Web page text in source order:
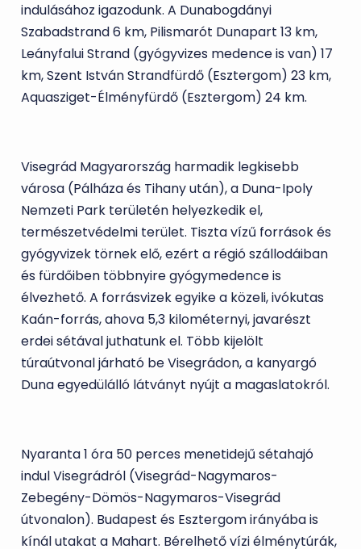
indulásához igazodunk. A Dunabogdányi
Szabadstrand 6 km, Pilismarót Dunapart 13 km,
Leányfalui Strand (gyógyvizes medence is van) 17
km, Szent István Strandfürdő (Esztergom) 23 km,
Aquasziget-Élményfürdő (Esztergom) 24 km.
Visegrád Magyarország harmadik legkisebb
városa (Pálháza és Tihany után), a Duna-Ipoly
Nemzeti Park területén helyezkedik el,
természetvédelmi terület. Tiszta vízű források és
gyógy­vizek törnek elő, ezért a régió szállodáiban
és fürdőiben többnyire gyógymedence is
élvezhető. A forrásvizek egyike a közeli, ivókutas
Kaán-forrás, ahova 5,3 kilométernyi, javarészt
erdei sétával jut­hatunk el. Több kijelölt
túraútvonal járható be Visegrádon, a kanyargó
Duna egyedülálló látványt nyújt a magaslatokról.
Nyaranta 1 óra 50 perces menetidejű sétahajó
indul Visegrádról (Visegrád-Nagymaros-
Zebegény-Dömös-Nagymaros-Visegrád
útvonalon). Budapest és Esztergom irányába is
kínál utakat a Mahart. Bérelhető vízi élménytúrák,